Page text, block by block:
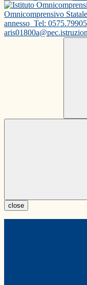
Omnicomprensivo
annesso Tel:
close